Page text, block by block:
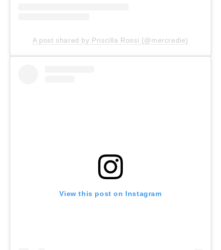
A post shared by Priscilla Rossi (@mercredie)
View this post on Instagram